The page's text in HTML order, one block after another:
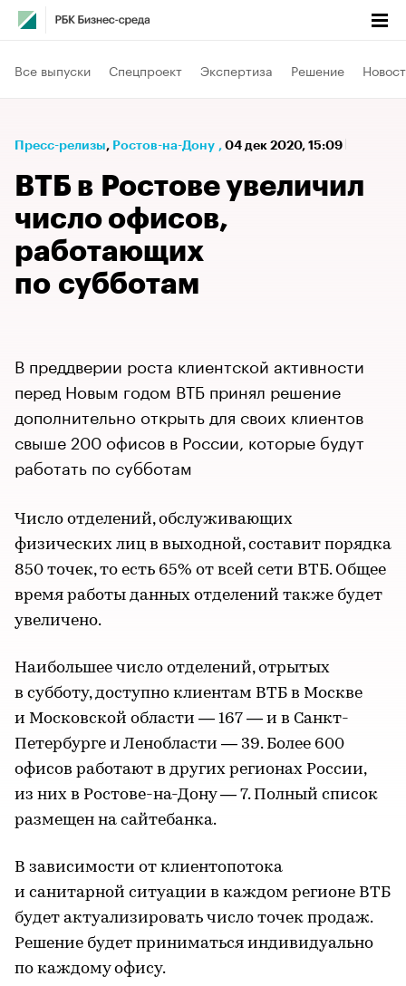
Все выпуски Спецпроект Экспертиза Решение
Пресс-релизы⁠, Ростов-на-Дону , 04 дек 2020, 15:09
ВТБ в Ростове увеличил
число офисов,
работающих
по субботам
В преддверии роста клиентской активности
перед Новым годом ВТБ принял решение
дополнительно открыть для своих клиентов
свыше 200 офисов в России, которые будут
работать по субботам
Число отделений, обслуживающих
физических лиц в выходной, составит порядка
850 точек, то есть 65% от всей сети ВТБ. Общее
время работы данных отделений также будет
увеличено.
Наибольшее число отделений, отрытых
в субботу, доступно клиентам ВТБ в Москве
и Московской области — 167 — и в Санкт-
Петербурге и Ленобласти — 39. Более 600
офисов работают в других регионах России,
из них в Ростове-на-Дону — 7. Полный список
размещен на сайтебанка.
В зависимости от клиентопотока
и санитарной ситуации в каждом регионе ВТБ
будет актуализировать число точек продаж.
Решение будет приниматься индивидуально
по каждому офису.